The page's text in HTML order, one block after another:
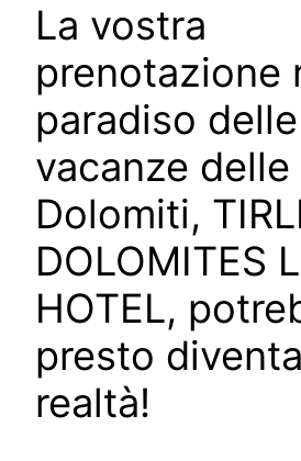
La vostra
prenotazione
paradiso delle
vacanze delle
Dolomiti,
DOLOMITES
HOTEL,
presto
realtà!